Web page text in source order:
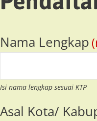
Email
Nama Lengkap
Isi nama lengkap sesuai KTP
Asal Kota/